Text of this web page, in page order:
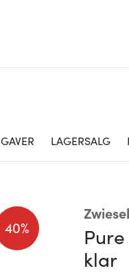
GAVER LAGERSALG
klar
40%